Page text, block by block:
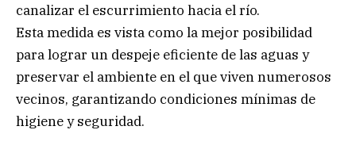
canalizar el escurrimiento hacia el río.
Esta medida es vista como la mejor posibilidad
para lograr un despeje eficiente de las aguas y
preservar el ambiente en el que viven numerosos
vecinos, garantizando condiciones mínimas de
higiene y seguridad.